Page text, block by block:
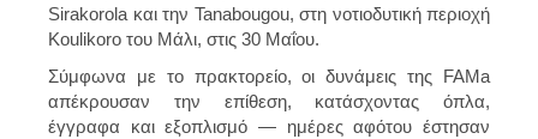
Sirakorola και την Tanabougou, στη νοτιοδυτική περιοχή
Koulikoro του Μάλι, στις 30 Μαΐου.
Σύμφωνα με το πρακτορείο, οι δυνάμεις της FAMa
απέκρουσαν την επίθεση, κατάσχοντας όπλα,
έγγραφα και εξοπλισμό — ημέρες αφότου έστησαν